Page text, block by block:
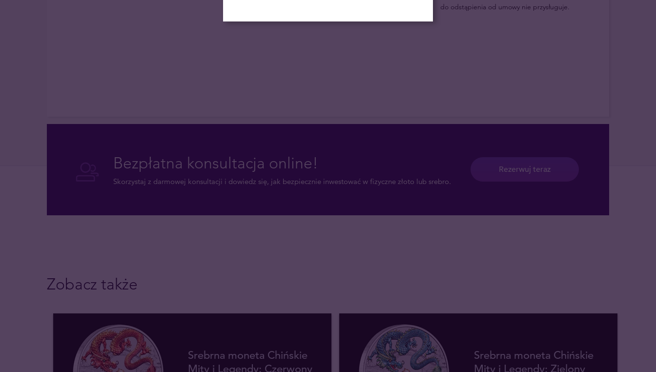
do odstąpienia od umowy nie przysługuje.
Bezpłatna konsultacja online!
Skorzystaj z darmowej konsultacji i dowiedz się, jak bezpiecznie inwestować w fizyczne złoto lub srebro.
Rezerwuj teraz
Zobacz także
Srebrna moneta Chińskie
Mity i Legendy: Czerwony
Srebrna moneta Chińskie
Mity i Legendy: Zielony